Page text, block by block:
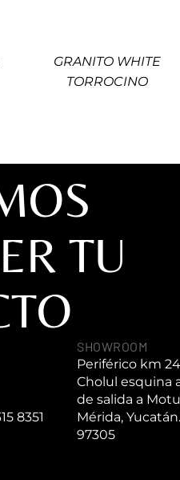
GRANITO WHITE
TORROCINO
TU
8351
SHOWROOM
Periférico km 24
Cholul esquina
de salida a
Mérida,
97305